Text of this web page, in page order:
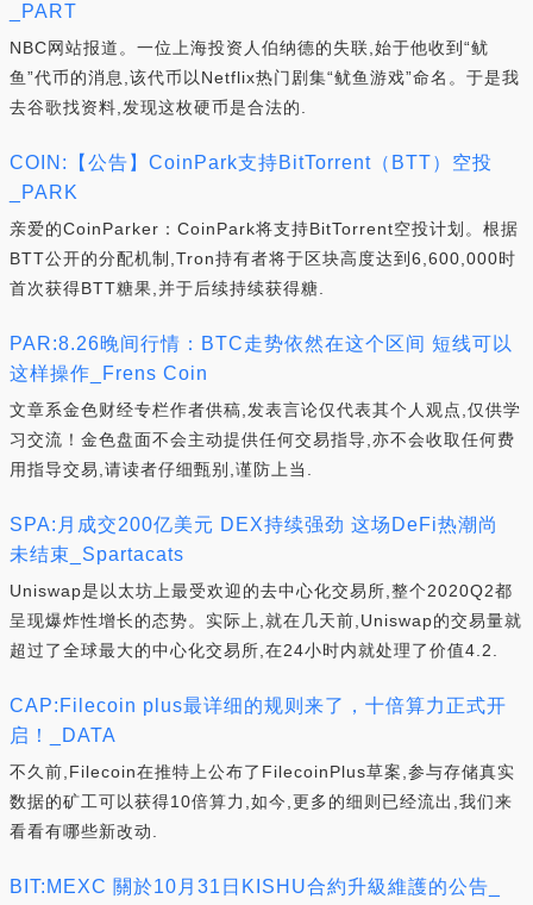
_PART
NBC网站报道。一位上海投资人伯纳德的失联,始于他收到“鱿
鱼”代币的消息,该代币以Netflix热门剧集“鱿鱼游戏”命名。于是我
去谷歌找资料,发现这枚硬币是合法的.
COIN:【公告】CoinPark支持BitTorrent（BTT）空投
_PARK
亲爱的CoinParker：CoinPark将支持BitTorrent空投计划。根据
BTT公开的分配机制,Tron持有者将于区块高度达到6,600,000时
首次获得BTT糖果,并于后续持续获得糖.
PAR:8.26晚间行情：BTC走势依然在这个区间 短线可以
这样操作_Frens Coin
文章系金色财经专栏作者供稿,发表言论仅代表其个人观点,仅供学
习交流！金色盘面不会主动提供任何交易指导,亦不会收取任何费
用指导交易,请读者仔细甄别,谨防上当.
SPA:月成交200亿美元 DEX持续强劲 这场DeFi热潮尚
未结束_Spartacats
Uniswap是以太坊上最受欢迎的去中心化交易所,整个2020Q2都
呈现爆炸性增长的态势。实际上,就在几天前,Uniswap的交易量就
超过了全球最大的中心化交易所,在24小时内就处理了价值4.2.
CAP:Filecoin plus最详细的规则来了，十倍算力正式开
启！_DATA
不久前,Filecoin在推特上公布了FilecoinPlus草案,参与存储真实
数据的矿工可以获得10倍算力,如今,更多的细则已经流出,我们来
看看有哪些新改动.
BIT:MEXC 關於10月31日KISHU合約升級維護的公告_